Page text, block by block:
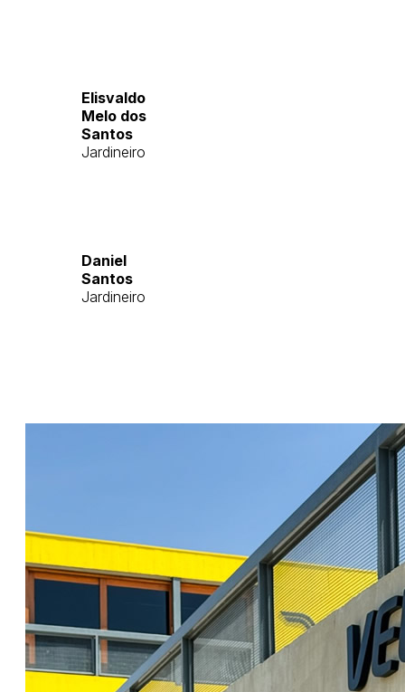
Elisvaldo
Melo dos
Santos
Jardineiro
Daniel
Santos
Jardineiro